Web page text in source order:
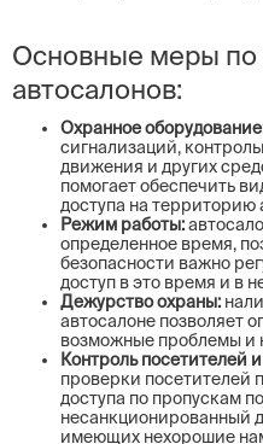
Основные меры по
автосалонов:
Охранное
сигнализаций,
движения и других
помогает обеспечить
доступа на территорию
Режим работы:
определенное время,
безопасности важно
доступ в это время и в
Дежурство охраны:
автосалоне позволяет
возможные проблемы и
Контроль посетителей
проверки посетителей
доступа по пропускам
несанкционированный
имеющих нехорошие